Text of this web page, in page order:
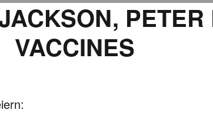
VACCINES